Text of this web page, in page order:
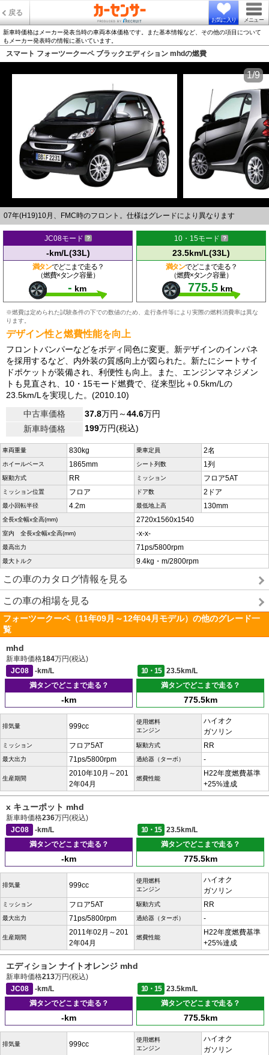
戻る
お気に入り メニュー
新車時価格はメーカー発表当時の車両本体価格です。また基本情報など、その他の項目について
もメーカー発表時の情報に基いています。
スマート フォーツークーペ ブラックエディション mhdの燃費
07年(H19)10月、FMC時のフロント。仕様はグレードにより異なります
1/9
JC08モード
-km/L(33L)
満タンでどこまで走る？
（燃費×タンク容量）
- km
10・15モード
23.5km/L(33L)
満タンでどこまで走る？
（燃費×タンク容量）
775.5 km
※燃費は定められた試験条件の下での数値のため、走行条件等により実際の燃料消費率は異な
ります。
デザイン性と燃費性能を向上
フロントバンパーなどをボディ同色に変更。新デザインのインパネ
を採用するなど、内外装の質感向上が図られた。新たにシートサイ
ドポケットが装備され、利便性も向上。また、エンジンマネジメン
トも見直され、10・15モード燃費で、従来型比＋0.5km/Lの
23.5km/Lを実現した。(2010.10)
中古車価格
37.8万円～44.6万円
新車時価格
199万円(税込)
車両重量 830kg 乗車定員 2名
ホイールベース 1865mm シート列数 1列
駆動方式 RR ミッション フロア5AT
ミッション位置 フロア ドア数 2ドア
最小回転半径 4.2m 最低地上高 130mm
全長x全幅x全高(mm) 2720x1560x1540
室内 全長x全幅x全高(mm) -x-x-
最高出力 71ps/5800rpm
最大トルク 9.4kg・m/2800rpm
この車のカタログ情報を見る
この車の相場を見る
フォーツークーペ（11年09月～12年04月モデル）の他のグレード一
覧
mhd
新車時価格184万円(税込)
JC08
-km/L 10・15
23.5km/L
満タンでどこまで走る？
-km
満タンでどこまで走る？
775.5km
排気量 999cc
使用燃料
エンジン
ハイオク
ガソリン
ミッション フロア5AT 駆動方式 RR
最大出力 71ps/5800rpm 過給器（ターボ） -
生産期間
2010年10月～201
2年04月
燃費性能
H22年度燃費基準
+25%達成
x キューポット mhd
新車時価格236万円(税込)
JC08
-km/L 10・15
23.5km/L
満タンでどこまで走る？
-km
満タンでどこまで走る？
775.5km
排気量 999cc
使用燃料
エンジン
ハイオク
ガソリン
ミッション フロア5AT 駆動方式 RR
最大出力 71ps/5800rpm 過給器（ターボ） -
生産期間
2011年02月～201
2年04月
燃費性能
H22年度燃費基準
+25%達成
エディション ナイトオレンジ mhd
新車時価格213万円(税込)
JC08
-km/L 10・15
23.5km/L
満タンでどこまで走る？
-km
満タンでどこまで走る？
775.5km
排気量 999cc
使用燃料
エンジン
ハイオク
ガソリン